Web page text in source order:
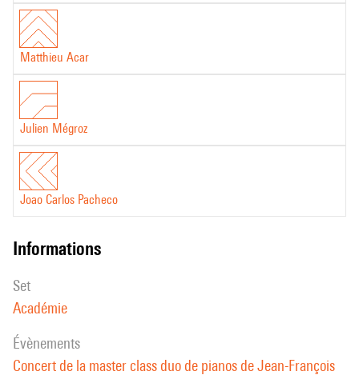
Matthieu Acar
Julien Mégroz
Joao Carlos Pacheco
informations
set
Académie
évènements
Concert de la master class duo de pianos de Jean-François